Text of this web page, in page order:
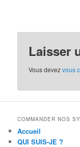
Laisser
Vous devezvous
COMMANDER NOS
Accueil
QUI SUIS-JE ?